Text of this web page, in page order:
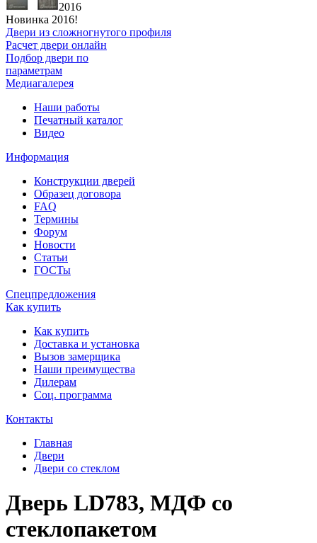
2016
Новинка 2016!
Двери из сложногнутого профиля
Расчет двери онлайн
Подбор двери по
параметрам
Медиагалерея
Наши работы
Печатный каталог
Видео
Информация
Конструкции дверей
Образец договора
FAQ
Термины
Форум
Новости
Статьи
ГОСТы
Спецпредложения
Как купить
Как купить
Доставка и установка
Вызов замерщика
Наши преимущества
Дилерам
Соц. программа
Контакты
Главная
Двери
Двери со стеклом
Дверь LD783, МДФ co
стеклопакетом